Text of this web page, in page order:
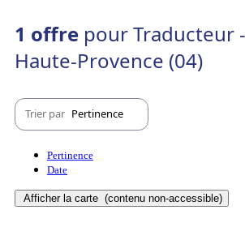
1 offre pour Traducteur
Haute-Provence (04)
Trier par Pertinence
Pertinence
Date
Afficher la carte (contenu non-accessible)